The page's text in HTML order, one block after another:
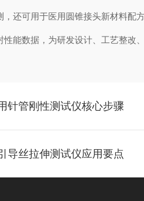
，还可用于医用圆锥接头新材料配
性能数据，为研发设计、工艺整改
针管刚性测试仪核心步骤
导丝拉伸测试仪应用要点